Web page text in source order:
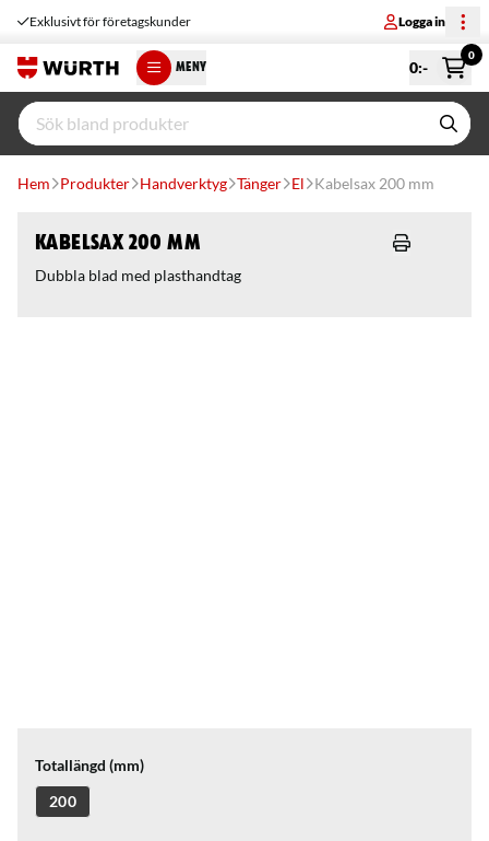
Exklusivt för företagskunder Logga in
MENY 0:-
0
Hem Produkter Handverktyg Tänger El Kabelsax 200 mm
Kabelsax 200 mm
Dubbla blad med plasthandtag
Totallängd (mm)
200